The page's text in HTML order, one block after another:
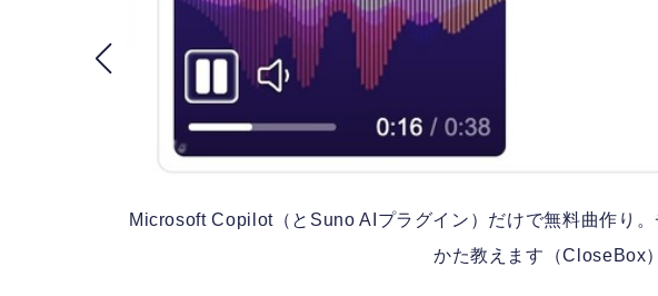
Microsoft Copilot（とSuno AIプラグイン）だけで無料曲作り
かた教えます（CloseBox）